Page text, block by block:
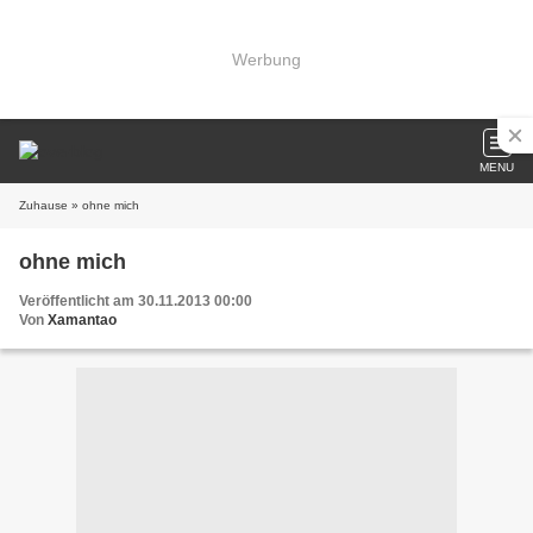
Werbung
MENU
Zuhause » ohne mich
ohne mich
Veröffentlicht am 30.11.2013 00:00
Von Xamantao